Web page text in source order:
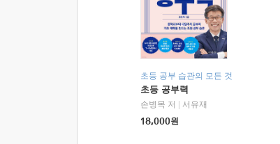
초등 공부 습관의 모든 것
초등 공부력
손병목 저
서유재
18,000원